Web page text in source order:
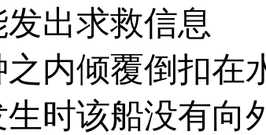
发出求救信息
内倾覆倒扣在
时该船没有向